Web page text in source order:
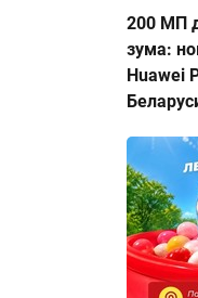
200 МП
зума:
Huawei